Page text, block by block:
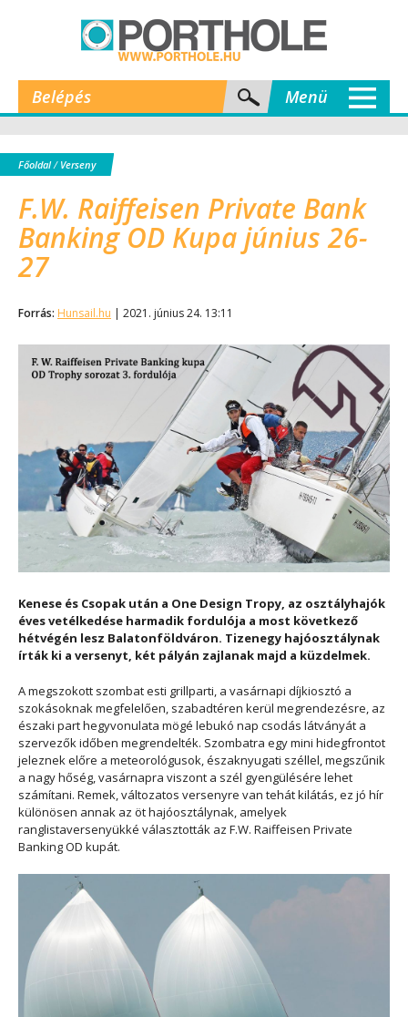
Belépés Menü
Főoldal/ Verseny
F.W. Raiffeisen Private Bank
Banking OD Kupa június 26-
27
Forrás: Hunsail.hu | 2021. június 24. 13:11
Kenese és Csopak után a One Design Tropy, az osztályhajók
éves vetélkedése harmadik fordulója a most következő
hétvégén lesz Balatonföldváron. Tizenegy hajóosztálynak
írták ki a versenyt, két pályán zajlanak majd a küzdelmek.
A megszokott szombat esti grillparti, a vasárnapi díjkiosztó a
szokásoknak megfelelően, szabadtéren kerül megrendezésre, az
északi part hegyvonulata mögé lebukó nap csodás látványát a
szervezők időben megrendelték. Szombatra egy mini hidegfrontot
jeleznek előre a meteorológusok, északnyugati széllel, megszűnik
a nagy hőség, vasárnapra viszont a szél gyengülésére lehet
számítani. Remek, változatos versenyre van tehát kilátás, ez jó hír
különösen annak az öt hajóosztálynak, amelyek
ranglistaversenyükké választották az F.W. Raiffeisen Private
Banking OD kupát.